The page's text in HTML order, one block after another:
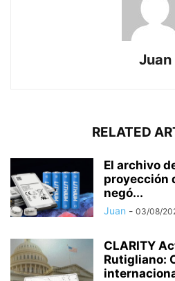
Juan
RELATED
El archivo
proyección
negó...
Juan - 03/08/
CLARITY
Rutigliano: